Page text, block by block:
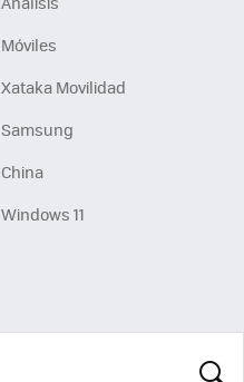
Móviles
Xataka Movilidad
Samsung
China
Windows 11